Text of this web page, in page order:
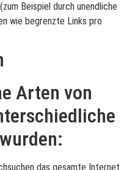
Beispiel durch unendliche
wie begrenzte Links pro
Arten von
das gesamte Internet